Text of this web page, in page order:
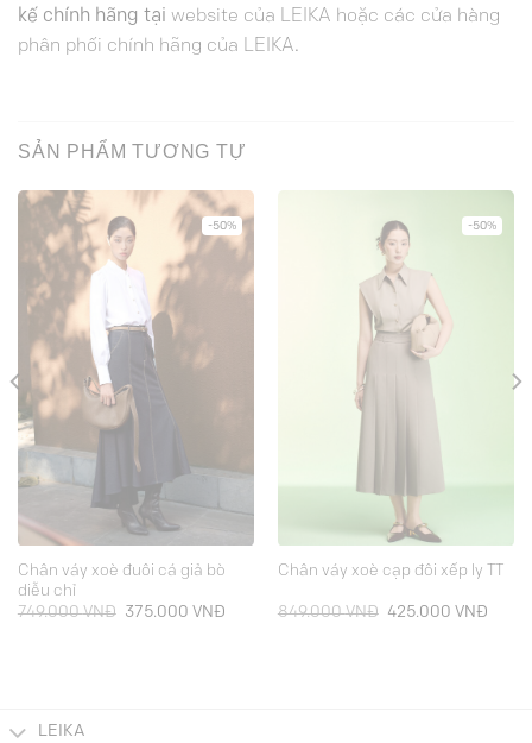
kế chính hãng tại website của LEIKA hoặc các cửa hàng
phân phối chính hãng của LEIKA.
SẢN PHẨM TƯƠNG TỰ
-50%
Chân váy xoè đuôi cá giả bò
diễu chỉ
749.000VNĐ
Giá
375.000 VNĐGiá
-50%
Chân váy xoè cạp đôi xếp ly TT
849.000VNĐ
Giá
425.000 VNĐGiá
LEIKA